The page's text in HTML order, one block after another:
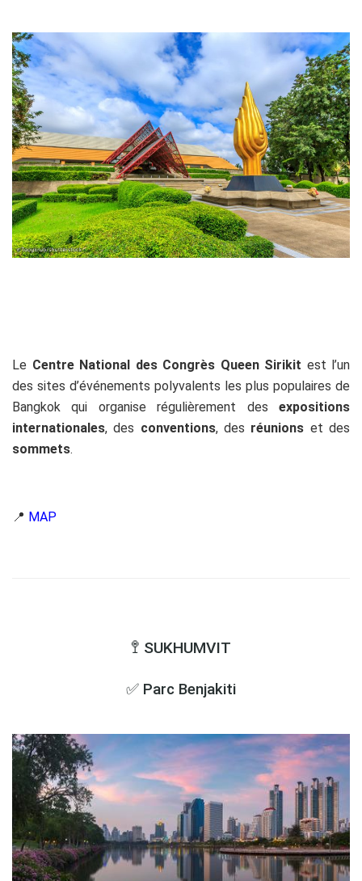
Le Centre National des Congrès Queen Sirikit est l’un
des sites d’événements polyvalents les plus populaires de
Bangkok qui organise régulièrement des expositions
internationales, des conventions, des réunions et des
sommets.
📍 MAP
🚏 SUKHUMVIT
✅ Parc Benjakiti